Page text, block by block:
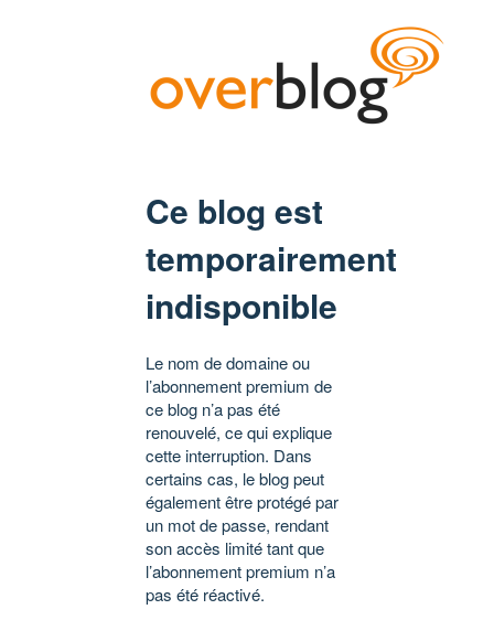
Ce blog est
temporairement
indisponible
Le nom de domaine ou
l’abonnement premium de
ce blog n’a pas été
renouvelé, ce qui explique
cette interruption. Dans
certains cas, le blog peut
également être protégé par
un mot de passe, rendant
son accès limité tant que
l’abonnement premium n’a
pas été réactivé.